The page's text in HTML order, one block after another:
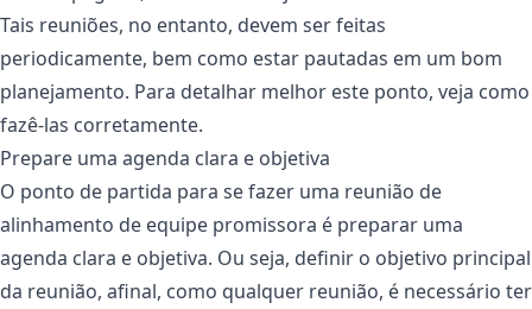
Tais reuniões, no entanto, devem ser feitas
periodicamente, bem como estar pautadas em um bom
planejamento. Para detalhar melhor este ponto, veja como
fazê-las corretamente.
Prepare uma agenda clara e objetiva
O ponto de partida para se fazer uma reunião de
alinhamento de equipe promissora é preparar uma
agenda clara e objetiva. Ou seja, definir o objetivo principal
da reunião, afinal, como qualquer reunião, é necessário ter